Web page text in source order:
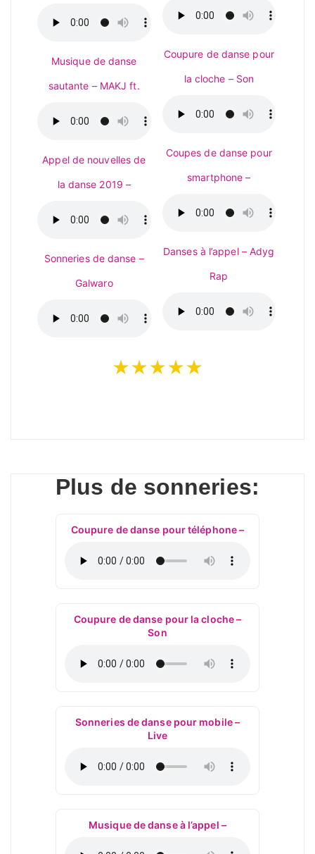
Musique de danse
sautante – MAKJ ft.
Appel de nouvelles de
la danse 2019 –
Sonneries de danse –
Galwaro
Coupure de danse pour
la cloche – Son
Coupes de danse pour
smartphone –
Danses à l’appel – Adyg
Rap
★★★★★
Plus de sonneries:
Coupure de danse pour téléphone –
Coupure de danse pour la cloche –
Son
Sonneries de danse pour mobile –
Live
Musique de danse à l’appel –